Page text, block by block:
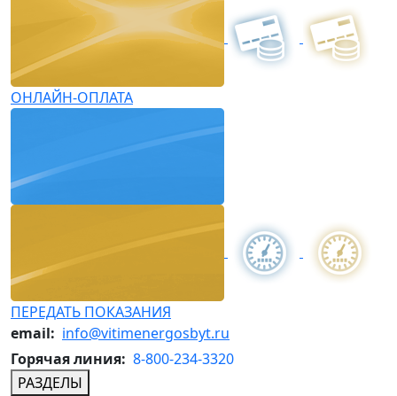
ОНЛАЙН-ОПЛАТА
ПЕРЕДАТЬ ПОКАЗАНИЯ
email: info@vitimenergosbyt.ru
Горячая линия: 8-800-234-3320
РАЗДЕЛЫ